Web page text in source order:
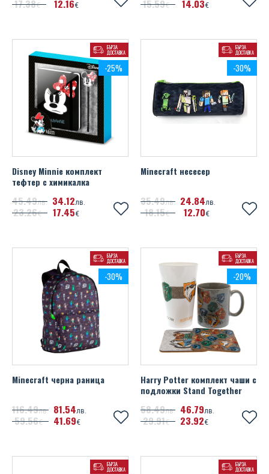
1738€ 12 16€ 1559€ 14 03€
БЪРЗА
ДОСТАВКА
-25%
Disney Minnie комплект
тефтeр с химикалка
4549лв.
2326€
34 12лв.
17 45€
БЪРЗА
ДОСТАВКА
-30%
Minecraft несесер
3549лв.
1815€
24 84лв.
12 70€
БЪРЗА
ДОСТАВКА
-30%
Minecraft черна раница
11649лв.
5956€
81 54лв.
41 69€
БЪРЗА
ДОСТАВКА
-20%
Harry Potter комплект чаши с
подложки Stand Together
5849лв.
2991€
46 79лв.
23 92€
БЪРЗА
ДОСТАВКА
БЪРЗА
ДОСТАВКА